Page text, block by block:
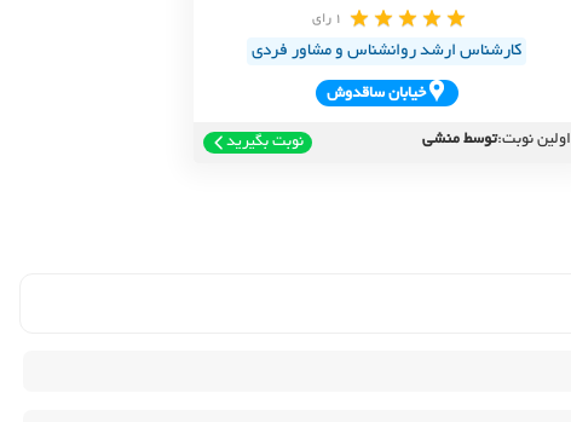
1 رای
کارشناس ارشد روانشناس و مشاور فردی
خيابان ساقدوش
اولین نوبت:توسط منشی نوبت بگیرید